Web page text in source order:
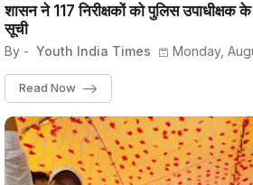
शासन ने 117 निरीक्षकों को पुलिस उपाधीक्षक
सूची
By - Youth India Times Monday,
Read Now